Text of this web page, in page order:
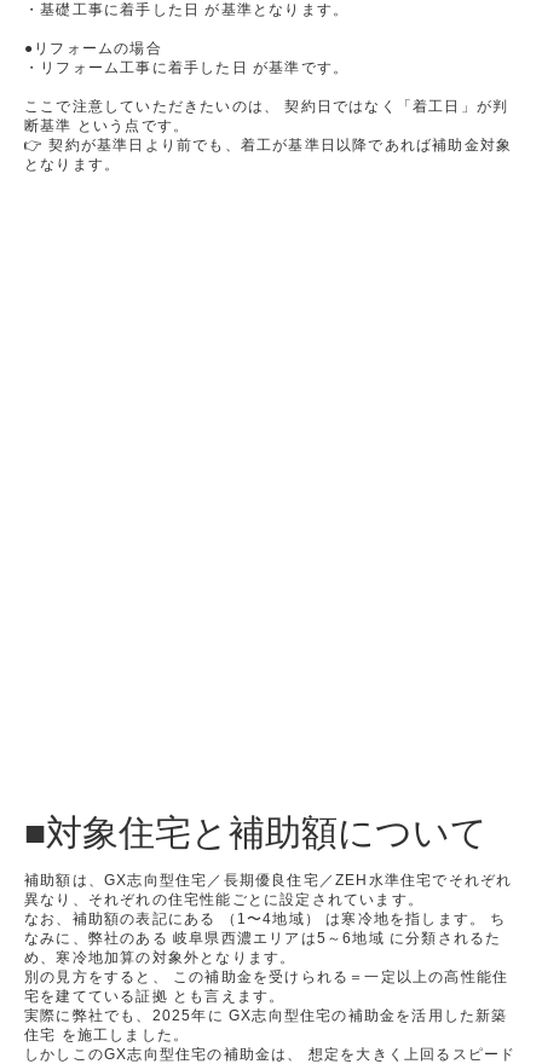
・基礎工事に着手した日 が基準となります。
●リフォームの場合
・リフォーム工事に着手した日 が基準です。
ここで注意していただきたいのは、 契約日ではなく「着工日」が判
断基準 という点です。
👉 契約が基準日より前でも、着工が基準日以降であれば補助金対象
となります。
■対象住宅と補助額について
補助額は、GX志向型住宅／長期優良住宅／ZEH水準住宅でそれぞれ
異なり、それぞれの住宅性能ごとに設定されています。
なお、補助額の表記にある （1〜4地域） は寒冷地を指します。 ち
なみに、弊社のある 岐阜県西濃エリアは5～6地域 に分類されるた
め、寒冷地加算の対象外となります。
別の見方をすると、 この補助金を受けられる＝一定以上の高性能住
宅を建てている証拠 とも言えます。
実際に弊社でも、2025年に GX志向型住宅の補助金を活用した新築
住宅 を施工しました。
しかしこのGX志向型住宅の補助金は、 想定を大きく上回るスピード